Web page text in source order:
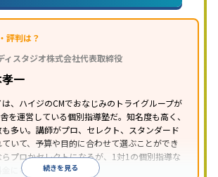
英会話特化対策その他科目別特化対策
一貫校生に対応
学習にPC・タブレットを利用
から受講可能季節講習のみの受講可
子どもに対応
評判は？
ィスタジオ株式会社代表取締役
一
、ハイジのCMでおなじみのトライグループが
を運営している個別指導塾だ。知名度も高く、
多い。講師がプロ、セレクト、スタンダード
いて、予算や目的に合わせて選ぶことができ
プロかセレクトになるが、1対1の個別指導な
金になる。続きを見る